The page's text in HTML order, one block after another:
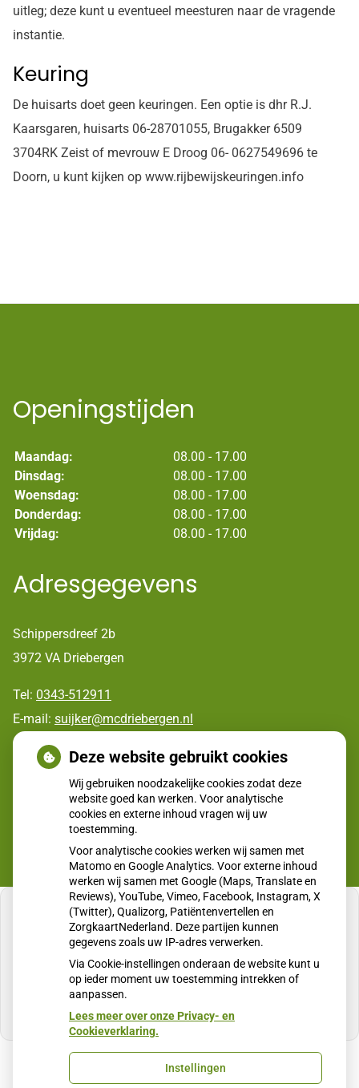
uitleg; deze kunt u eventueel meesturen naar de vragende
instantie.
Keuring
De huisarts doet geen keuringen. Een optie is dhr R.J.
Kaarsgaren, huisarts 06-28701055, Brugakker 6509
3704RK Zeist of mevrouw E Droog 06- 0627549696 te
Doorn, u kunt kijken op www.rijbewijskeuringen.info
Openingstijden
Maandag:
08.00 - 17.00
Dinsdag:
08.00 - 17.00
Woensdag:
08.00 - 17.00
Donderdag:
08.00 - 17.00
Vrijdag:
08.00 - 17.00
Adresgegevens
Schippersdreef 2b
3972 VA Driebergen
Tel: 0343-512911
E-mail: suijker@mcdriebergen.nl
Huisartsenpost
U heeft geen toestemming gegeven voor
externe inhoud die nodig is om dit te zien.
Cookie-instellingen wijzigen
Deze website gebruikt cookies
Wij gebruiken noodzakelijke cookies zodat deze
website goed kan werken. Voor analytische
cookies en externe inhoud vragen wij uw
toestemming.
Voor analytische cookies werken wij samen met
Matomo en Google Analytics. Voor externe inhoud
werken wij samen met Google (Maps, Translate en
Reviews), YouTube, Vimeo, Facebook, Instagram, X
(Twitter), Qualizorg, Patiëntenvertellen en
ZorgkaartNederland. Deze partijen kunnen
gegevens zoals uw IP-adres verwerken.
Via Cookie-instellingen onderaan de website kunt u
op ieder moment uw toestemming intrekken of
aanpassen.
Lees meer over onze Privacy- en
Cookieverklaring.
Instellingen